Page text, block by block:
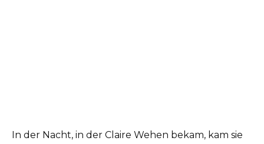
In der Nacht, in der Claire Wehen bekam, kam sie